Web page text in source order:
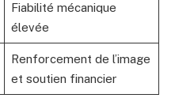
Fiabilité mécanique
élevée
Renforcement de l’image
et soutien financier